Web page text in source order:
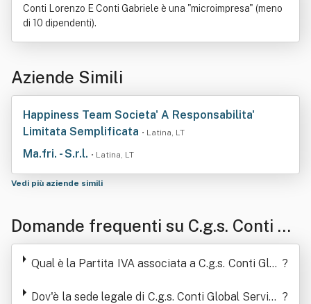
Conti Lorenzo E Conti Gabriele è una "microimpresa" (meno
di 10 dipendenti).
Aziende Simili
Happiness Team Societa' A Responsabilita'
Limitata Semplificata • Latina, LT
Ma.fri. - S.r.l. • Latina, LT
Vedi più aziende simili
Domande frequenti su C.g.s. Conti Gl
obal Service Sas Di Conti Lorenzo E
Qual è la Partita IVA associata a C.g.s. Conti Glob ?
Dov'è la sede legale di C.g.s. Conti Global Service ?